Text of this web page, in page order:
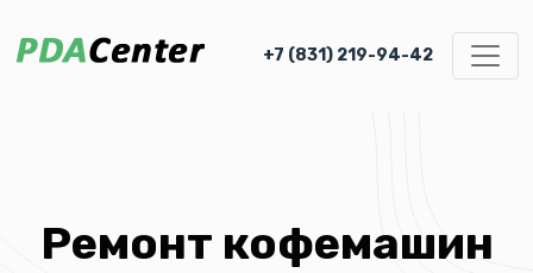
+7 (831) 219-94-42
Ремонт кофемашин